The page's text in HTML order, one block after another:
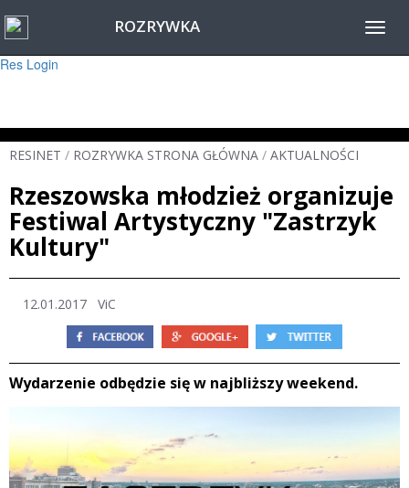
Warning
: session_start(): Failed to read session data: user (path: ) in
Res Login
ROZRYWKA
RESINET / ROZRYWKA STRONA GŁÓWNA / AKTUALNOŚCI
Rzeszowska młodzież organizuje
Festiwal Artystyczny "Zastrzyk
Kultury"
12.01.2017 ViC
Wydarzenie odbędzie się w najbliższy weekend.